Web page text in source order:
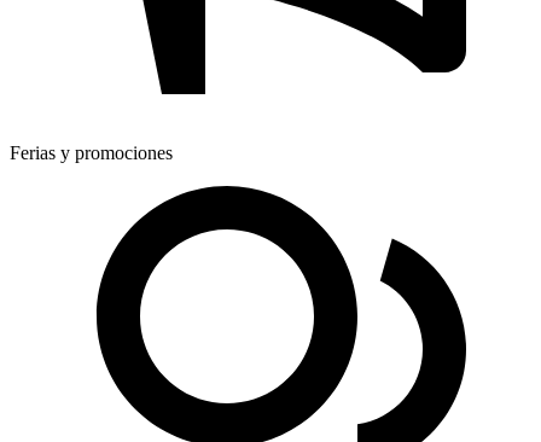
Ferias y promociones